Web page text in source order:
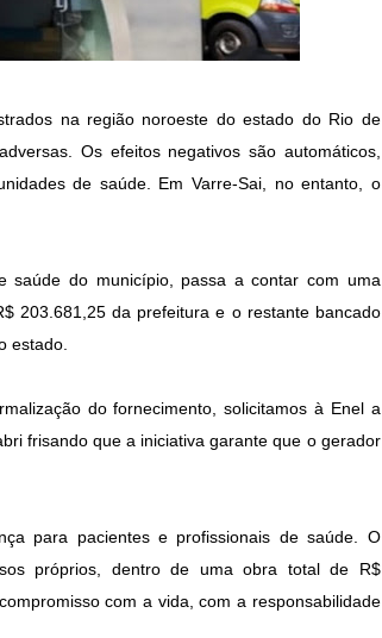
na região noroeste do estado do Rio de
Os efeitos negativos são automáticos,
de saúde. Em Varre-Sai, no entanto, o
saúde do município, passa a contar com uma
203.681,25 da prefeitura e o restante bancado
estado.
do fornecimento, solicitamos à Enel a
frisando que a iniciativa garante que o gerador
para pacientes e profissionais de saúde. O
próprios, dentro de uma obra total de R$
com a vida, com a responsabilidade